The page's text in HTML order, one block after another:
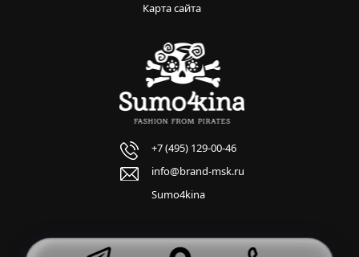
Карта сайта
+7 (495) 129-00-46
info@brand-msk.ru
Sumo4kina